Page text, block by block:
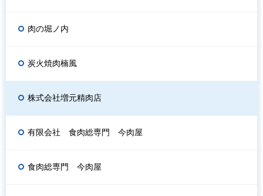
肉の堀ノ内
炭火焼肉楠風
株式会社増元精肉店
有限会社 食肉総専門 今肉屋
食肉総専門 今肉屋